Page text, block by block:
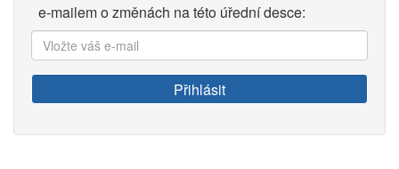
e-mailem o změnách na této úřední desce:
Vložte
váš
e-
mail:
Přihlásit